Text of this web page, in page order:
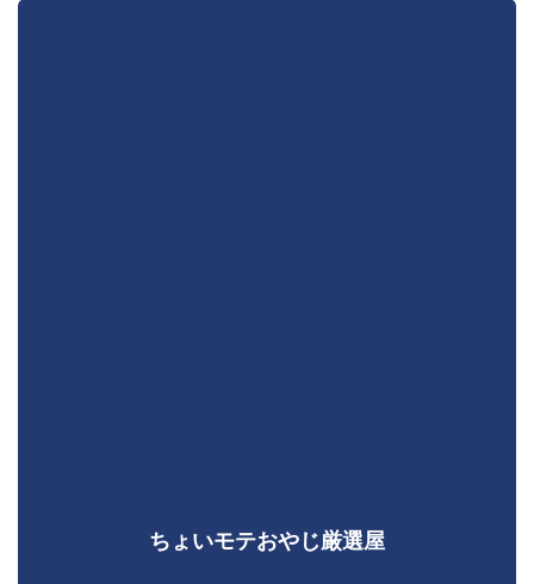
ちょいモテおやじ厳選屋